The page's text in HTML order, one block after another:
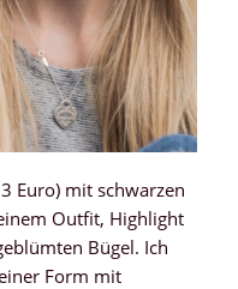
Euro) mit schwarzen
Outfit, Highlight
Bügel. Ich
Form mit